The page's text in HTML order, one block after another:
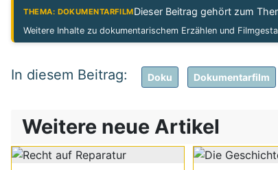
THEMA: DOKUMENTARFILMDieser Beitrag gehört zum
Weitere Inhalte zu dokumentarischem Erzählen und
Doku Dokumentarfilm
Weitere neue Artikel